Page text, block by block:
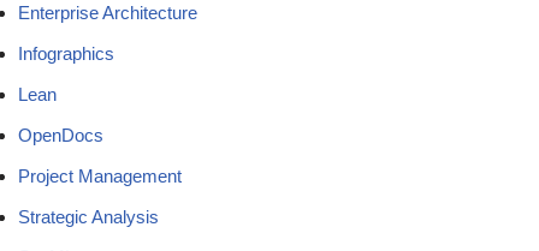
Enterprise Architecture
Infographics
Lean
OpenDocs
Project Management
Strategic Analysis